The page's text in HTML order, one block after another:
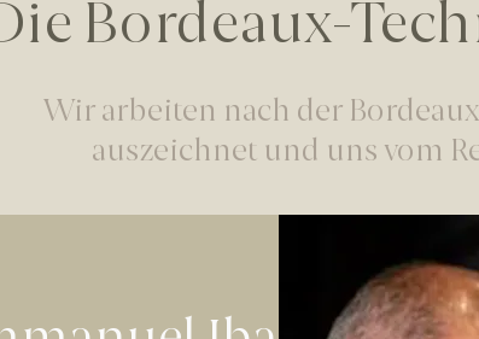
Bordeaux-
Wir arbeiten nach der
auszeichnet und uns vom